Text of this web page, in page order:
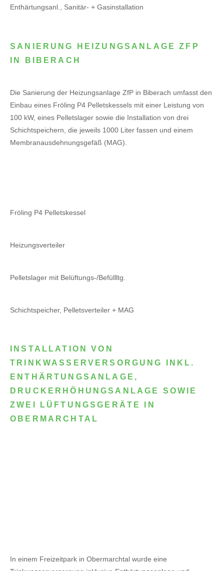
Enthärtungsanl., Sanitär- + Gasinstallation
SANIERUNG HEIZUNGSANLAGE ZFP
IN BIBERACH
Die Sanierung der Heizungsanlage ZfP in Biberach umfasst den
Einbau eines Fröling P4 Pelletskessels mit einer Leistung von
100 kW, eines Pelletslager sowie die Installation von drei
Schichtspeichern, die jeweils 1000 Liter fassen und einem
Membranausdehnungsgefäß (MAG).
Fröling P4 Pelletskessel
Heizungsverteiler
Pelletslager mit Belüftungs-/Befüllltg.
Schichtspeicher, Pelletsverteiler + MAG
INSTALLATION VON
TRINKWASSERVERSORGUNG INKL.
ENTHÄRTUNGSANLAGE,
DRUCKERHÖHUNGSANLAGE SOWIE
ZWEI LÜFTUNGSGERÄTE IN
OBERMARCHTAL
In einem Freizeitpark in Obermarchtal wurde eine